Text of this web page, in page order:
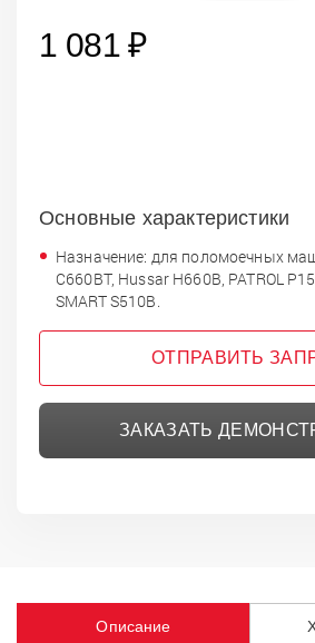
1 081 ₽
Основные характеристики
Назначение: для поломоечных
C660BT, Hussar H660B, PATROL
SMART S510B.
ОТПРАВИТЬ
ЗАКАЗАТЬ
Описание